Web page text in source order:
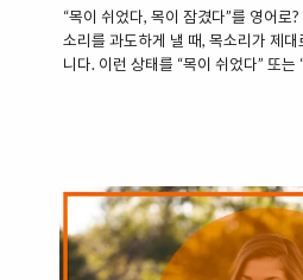
“목이 쉬었다, 목이 잠겼다”를 영어로
소리를 과도하게 낼 때, 목소리가 제
니다. 이런 상태를 “목이 쉬었다” 또는
상태를 나타냅니다. “I’ve been
voice is gone.” (하루 종일 소리 질러
다.) 2. Got Hoarse / Have a Hoa..